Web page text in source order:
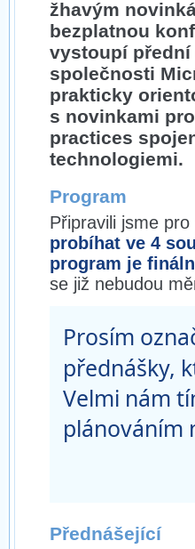
žhavým
bezplatnou
vystoupí
společnosti
prakticky
s novinkami
practices
technologiemi.
Program
Připravili jsme pro
probíhat ve 4
program je
se již nebudou
Prosím
přednášky,
Velmi nám
plánováním
Přednášející